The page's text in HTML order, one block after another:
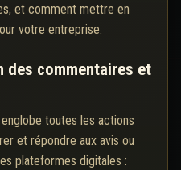
et comment mettre en
votre entreprise.
des commentaires et
toutes les actions
et répondre aux avis ou
plateformes digitales :